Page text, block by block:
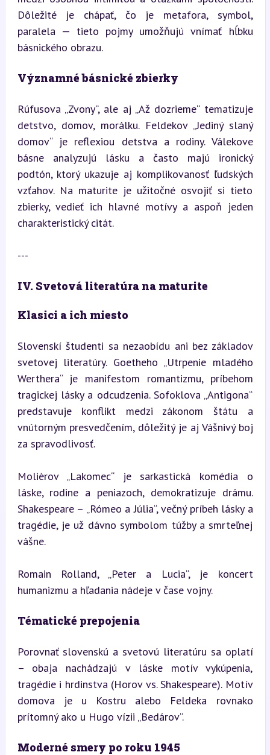
Dôležité je chápať, čo je metafora, symbol,
paralela — tieto pojmy umožňujú vnímať hĺbku
básnického obrazu.
Významné básnické zbierky
Rúfusova „Zvony“, ale aj „Až dozrieme“ tematizuje
detstvo, domov, morálku. Feldekov „Jediný slaný
domov“ je reflexiou detstva a rodiny. Válekove
básne analyzujú lásku a často majú ironický
podtón, ktorý ukazuje aj komplikovanosť ľudských
vzťahov. Na maturite je užitočné osvojiť si tieto
zbierky, vedieť ich hlavné motívy a aspoň jeden
charakteristický citát.
---
IV. Svetová literatúra na maturite
Klasici a ich miesto
Slovenskí študenti sa nezaobídu ani bez základov
svetovej literatúry. Goetheho „Utrpenie mladého
Werthera“ je manifestom romantizmu, príbehom
tragickej lásky a odcudzenia. Sofoklova „Antigona“
predstavuje konflikt medzi zákonom štátu a
vnútorným presvedčením, dôležitý je aj Vášnivý boj
za spravodlivosť.
Molièrov „Lakomec“ je sarkastická komédia o
láske, rodine a peniazoch, demokratizuje drámu.
Shakespeare – „Rómeo a Júlia“, večný príbeh lásky a
tragédie, je už dávno symbolom túžby a smrteľnej
vášne.
Romain Rolland, „Peter a Lucia“, je koncert
humanizmu a hľadania nádeje v čase vojny.
Tématické prepojenia
Porovnať slovenskú a svetovú literatúru sa oplatí
– obaja nachádzajú v láske motív vykúpenia,
tragédie i hrdinstva (Horov vs. Shakespeare). Motív
domova je u Kostru alebo Feldeka rovnako
prítomný ako u Hugo vízii „Bedárov“.
Moderné smery po roku 1945